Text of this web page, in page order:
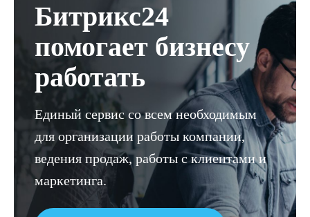
Битрикс24
помогает бизнесу
работать
Единый сервис со всем необходимым
для организации работы компании,
ведения продаж, работы с клиентами и
маркетинга.